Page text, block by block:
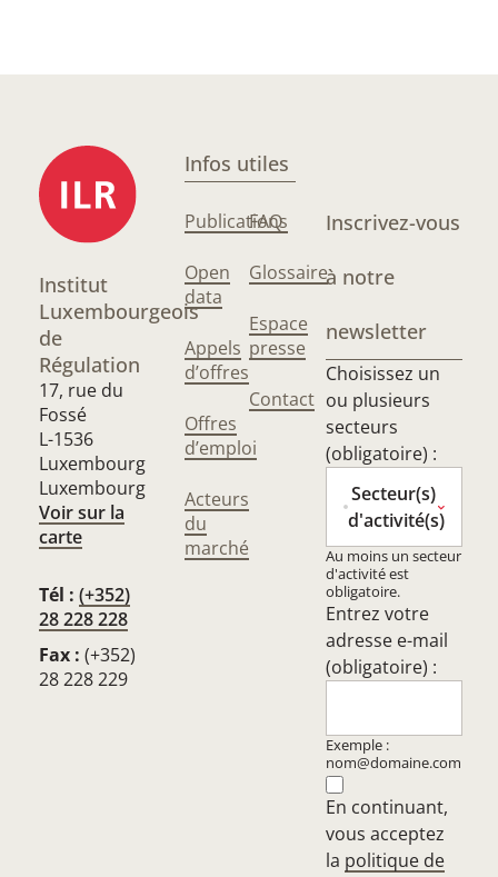
Institut
Luxembourgeois
de
Régulation
17, rue du
Fossé
L-1536
Luxembourg
Luxembourg
Voir sur la
carte
Tél : (+352)
28 228 228
Fax : (+352)
28 228 229
Infos utiles
Publications
Open
data
Appels
d’offres
Offres
d’emploi
Acteurs
du
marché
FAQ
Glossaire
Espace
presse
Contact
Inscrivez-vous
à notre
newsletter
Choisissez un
ou plusieurs
secteurs
(obligatoire) :
Secteur(s)
d'activité(s)
Au moins un secteur
d'activité est
obligatoire.
Entrez votre
adresse e-mail
(obligatoire) :
Exemple :
nom@domaine.com
En continuant,
vous acceptez
la politique de